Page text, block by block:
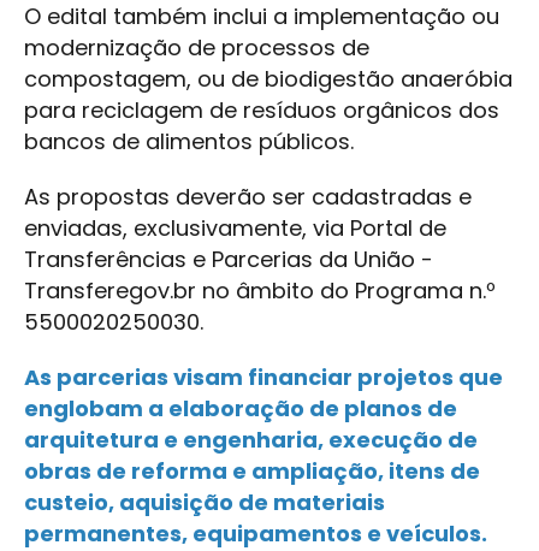
O edital também inclui a implementação ou
modernização de processos de
compostagem, ou de biodigestão anaeróbia
para reciclagem de resíduos orgânicos dos
bancos de alimentos públicos.
As propostas deverão ser cadastradas e
enviadas, exclusivamente, via Portal de
Transferências e Parcerias da União -
Transferegov.br no âmbito do Programa n.º
5500020250030.
As parcerias visam financiar projetos que
englobam a elaboração de planos de
arquitetura e engenharia, execução de
obras de reforma e ampliação, itens de
custeio, aquisição de materiais
permanentes, equipamentos e veículos.